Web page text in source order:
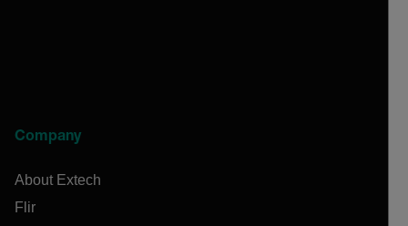
Company
About Extech
Flir